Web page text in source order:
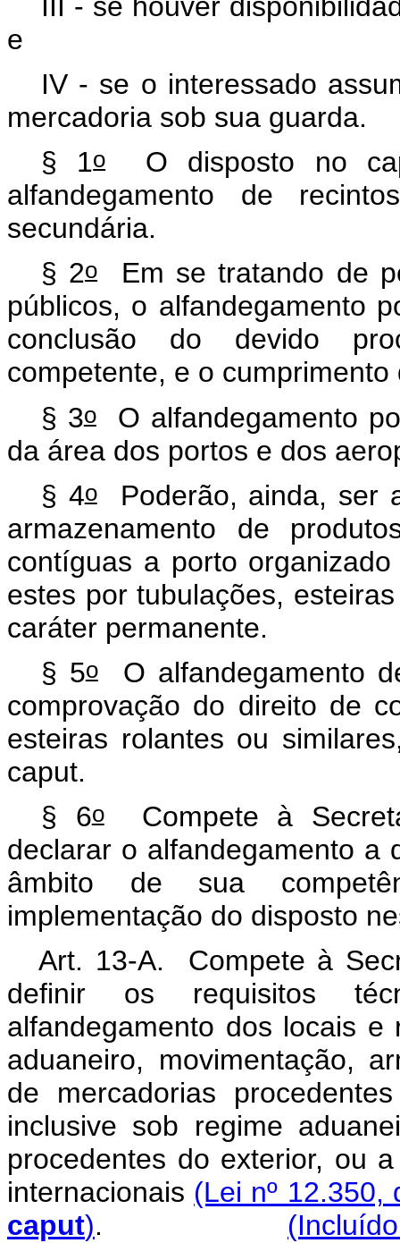
e
IV - se o interessado
mercadoria sob sua guarda.
§ 1oO disposto no
alfandegamento de
secundária.
§ 2o
Em se tratando de
públicos, o alfandegamento
conclusão do devido
competente, e o
§ 3oO alfandegamento
da área dos portos e dos
§ 4oPoderão, ainda, ser
armazenamento de
contíguas a porto
estes por tubulações,
caráter permanente.
§ 5oO alfandegamento
comprovação do direito de
esteiras rolantes ou
caput.
§ 6oCompete à
declarar o alfandegamento a
âmbito de sua
implementação do disposto
Art. 13-A. Compete à
definir os requisitos
alfandegamento dos locais
aduaneiro, movimentação,
de mercadorias
inclusive sob regime
procedentes do exterior, ou
internacionais (Lei nº 12.350,
caput).